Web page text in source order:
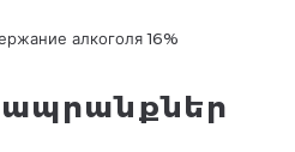
алкоголя 16%